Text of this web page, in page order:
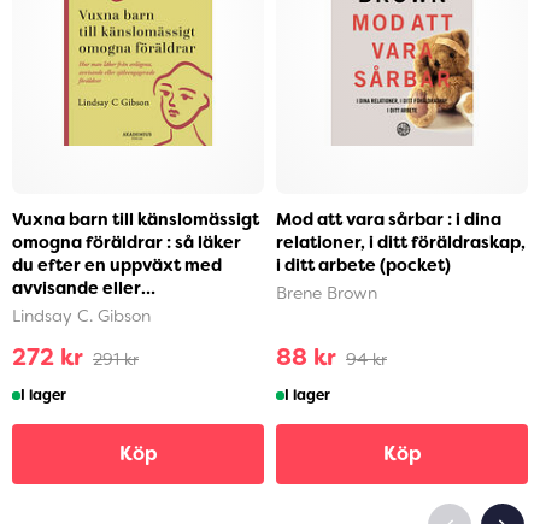
Vuxna barn till känslomässigt
omogna föräldrar : så läker
du efter en uppväxt med
avvisande eller
självupptagna föräldra...
Lindsay C. Gibson
272 kr 291 kr
I lager
Köp
Mod att vara sårbar : i dina
relationer, i ditt föräldraskap,
i ditt arbete (pocket)
Brene Brown
88 kr 94 kr
I lager
Köp